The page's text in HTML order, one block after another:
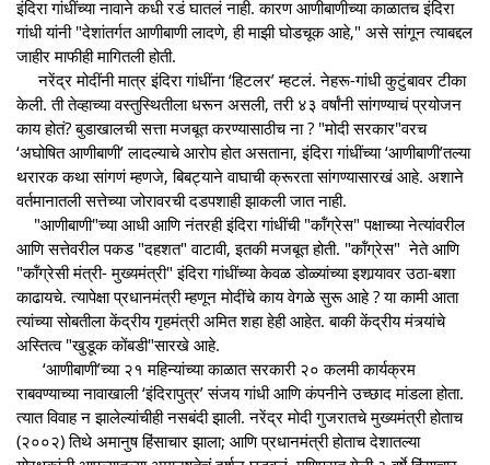
इंदिरा गांधींच्या नावाने कधी रडं घातलं नाही. कारण आणीबाणीच्या काळातच इंदिरा
गांधी यांनी "देशांतर्गत आणीबाणी लादणे, ही माझी घोडचूक आहे," असे सांगून त्याबद्दल
जाहीर माफीही मागितली होती.
नरेंद्र मोदींनी मात्र इंदिरा गांधींना ‘हिटलर’ म्हटलं. नेहरू-गांधी कुटुंबावर टीका
केली. ती तेव्हाच्या वस्तुस्थितीला धरून असली, तरी ४३ वर्षांनी सांगण्याचं प्रयोजन
काय होतं? बुडाखालची सत्ता मजबूत करण्यासाठीच ना ? "मोदी सरकार"वरच
‘अघोषित आणीबाणी’ लादल्याचे आरोप होत असताना, इंदिरा गांधींच्या ‘आणीबाणी’तल्या
थरारक कथा सांगणं म्हणजे, बिबट्याने वाघाची क्रूरता सांगण्यासारखं आहे. अशाने
वर्तमानातली सत्तेच्या जोरावरची दडपशाही झाकली जात नाही.
"आणीबाणी"च्या आधी आणि नंतरही इंदिरा गांधींची "कॉंग्रेस" पक्षाच्या नेत्यांवरील
आणि सत्तेवरील पकड "दहशत" वाटावी, इतकी मजबूत होती. "कॉंग्रेस" नेते आणि
"कॉंग्रेसी मंत्री- मुख्यमंत्री" इंदिरा गांधींच्या केवळ डोळ्यांच्या इशार्‍यावर उठा-बशा
काढायचे. त्यापेक्षा प्रधानमंत्री म्हणून मोदींचे काय वेगळे सुरू आहे ? या कामी आता
त्यांच्या सोबतीला केंद्रीय गृहमंत्री अमित शहा हेही आहेत. बाकी केंद्रीय मंत्र्यांचे
अस्तित्व "खुडूक कोंबडी"सारखे आहे.
‘आणीबाणी’च्या २१ महिन्यांच्या काळात सरकारी २० कलमी कार्यक्रम
राबवण्याच्या नावाखाली ‘इंदिरापुत्र’ संजय गांधी आणि कंपनीने उच्छाद मांडला होता.
त्यात विवाह न झालेल्यांचीही नसबंदी झाली. नरेंद्र मोदी गुजरातचे मुख्यमंत्री होताच
(२००२) तिथे अमानुष हिंसाचार झाला; आणि प्रधानमंत्री होताच देशातल्या